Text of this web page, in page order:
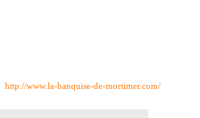
http://www.la-banquise-de-mortimer.com/